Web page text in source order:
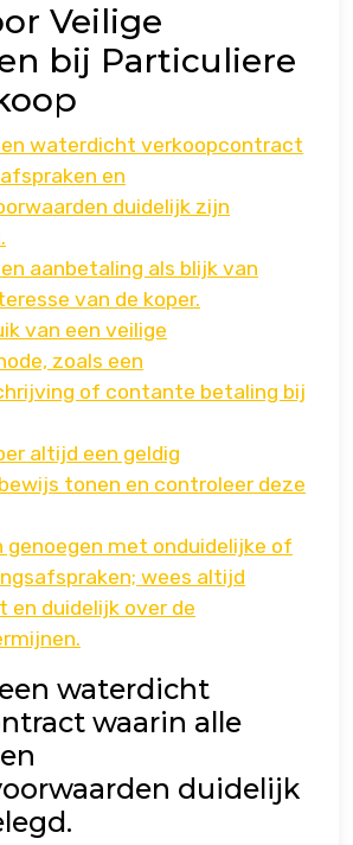
Veilige
bij Particuliere
waterdicht verkoopcontract
en
duidelijk zijn
aanbetaling als blijk van
van de koper.
van een veilige
zoals een
of contante betaling bij
altijd een geldig
tonen en controleer deze
genoegen met onduidelijke of
wees altijd
en duidelijk over de
waterdicht
waarin alle
duidelijk